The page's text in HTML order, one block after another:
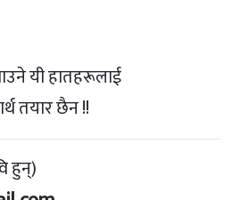
यी हातहरूलाई
तयार छैन !!
हुन्)